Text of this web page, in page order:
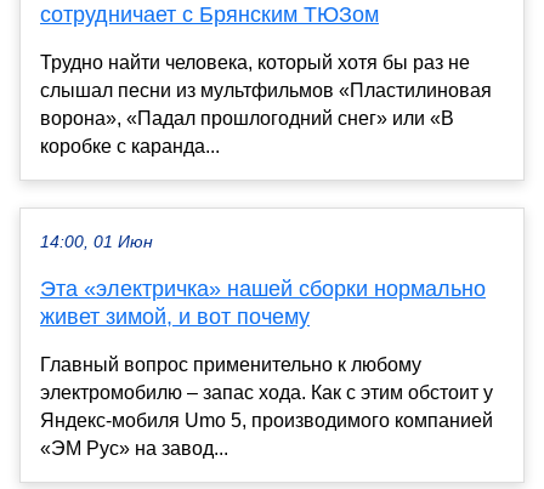
сотрудничает с Брянским ТЮЗом
Трудно найти человека, который хотя бы раз не
слышал песни из мультфильмов «Пластилиновая
ворона», «Падал прошлогодний снег» или «В
коробке с каранда...
14:00, 01 Июн
Эта «электричка» нашей сборки нормально
живет зимой, и вот почему
Главный вопрос применительно к любому
электромобилю – запас хода. Как с этим обстоит у
Яндекс-мобиля Umo 5, производимого компанией
«ЭМ Рус» на завод...